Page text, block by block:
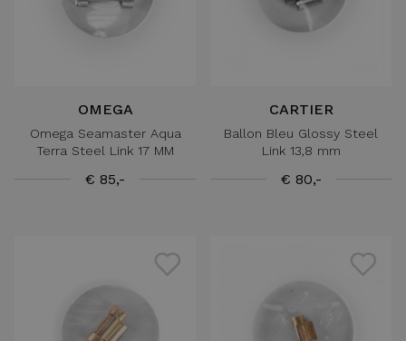
OMEGA
Omega Seamaster Aqua
Terra Steel Link 17 MM
€ 85,-
CARTIER
Ballon Bleu Glossy Steel
Link 13,8 mm
€ 80,-